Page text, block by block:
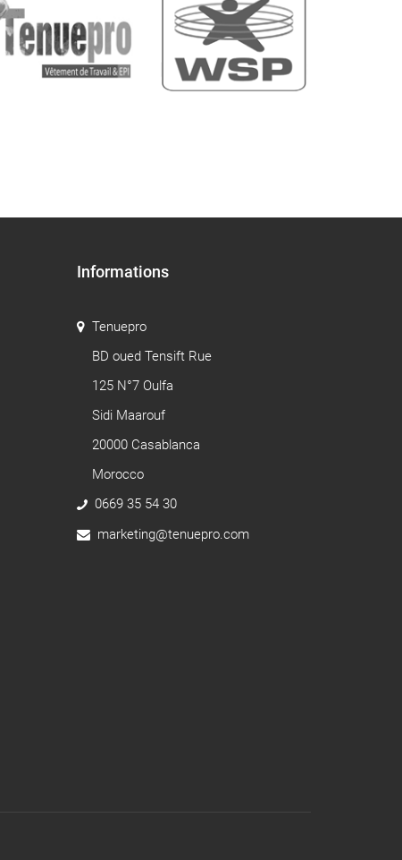
Informations
Tenuepro
BD oued Tensift Rue
125 N°7 Oulfa
Sidi Maarouf
20000 Casablanca
Morocco
0669 35 54 30
marketing@tenuepro.com